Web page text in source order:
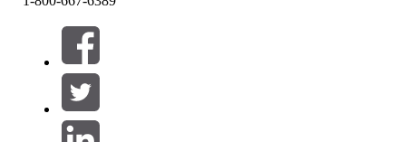
Filters (0)
FILTERS SELECTEREN
Productgebied